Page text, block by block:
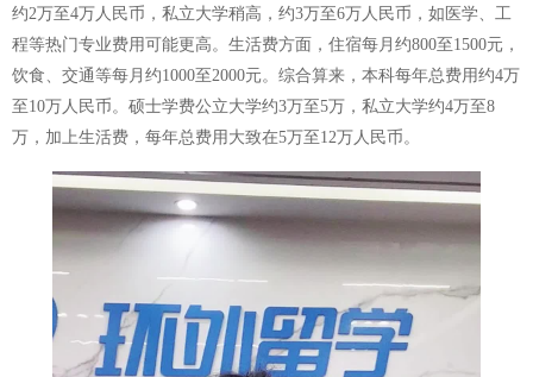
约2万至4万人民币，私立大学稍高，约3万至6万人民币，如医学、工
程等热门专业费用可能更高。生活费方面，住宿每月约800至1500元，
饮食、交通等每月约1000至2000元。综合算来，本科每年总费用约4万
至10万人民币。硕士学费公立大学约3万至5万，私立大学约4万至8
万，加上生活费，每年总费用大致在5万至12万人民币。